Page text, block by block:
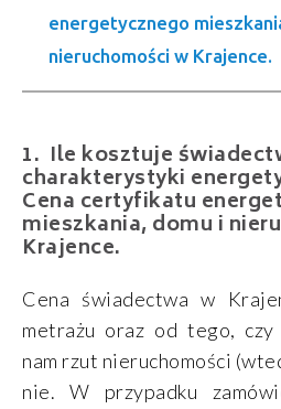
energetycznego
nieruchomości w Krajence.
Ile kosztuje
charakterystyki
Cena certyfikatu
mieszkania, domu i
Krajence.
Cena świadectwa w
metrażu oraz od tego, czy
nam rzut nieruchomości
nie. W przypadku